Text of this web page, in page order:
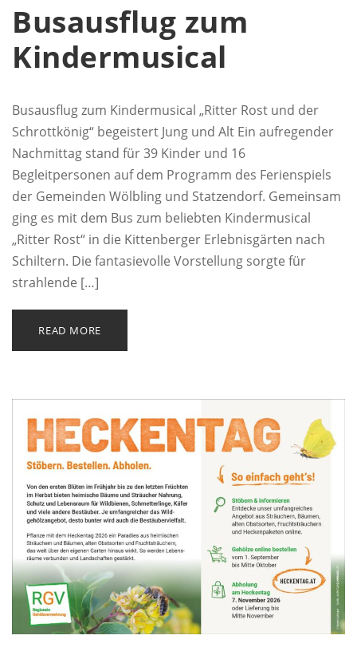
Busausflug zum
Kindermusical
Busausflug zum Kindermusical „Ritter Rost und der
Schrottkönig“ begeistert Jung und Alt Ein aufregender
Nachmittag stand für 39 Kinder und 16
Begleitpersonen auf dem Programm des Ferienspiels
der Gemeinden Wölbling und Statzendorf. Gemeinsam
ging es mit dem Bus zum beliebten Kindermusical
„Ritter Rost“ in die Kittenberger Erlebnisgärten nach
Schiltern. Die fantasievolle Vorstellung sorgte für
strahlende […]
READ MORE